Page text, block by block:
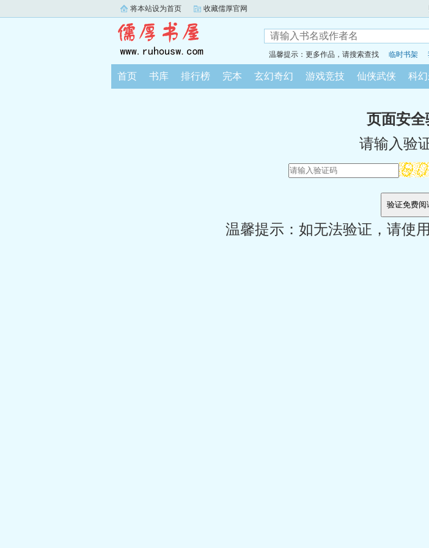
将本站设为首页 收藏儒厚官网
温馨提示：更多作品，请搜索查找 临时书架
首页 书库 排行榜 完本 玄幻奇幻 游戏竞技 仙侠武侠 科
页面安全
请输入验
温馨提示：如无法验证，请使